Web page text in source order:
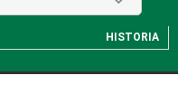
HISTORIA